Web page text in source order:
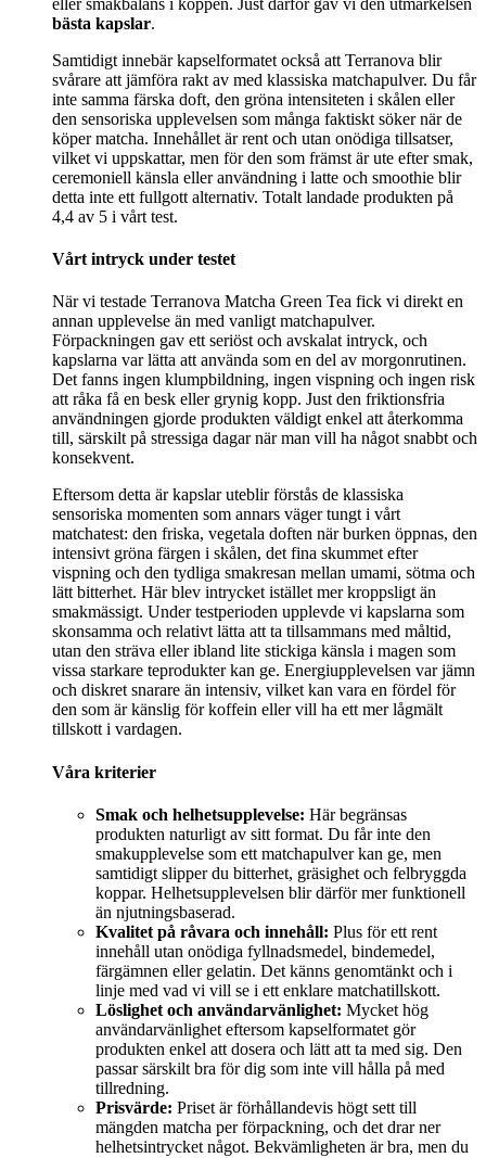
bästa kapslar.
Samtidigt innebär kapselformatet också att Terranova blir
svårare att jämföra rakt av med klassiska matchapulver. Du får
inte samma färska doft, den gröna intensiteten i skålen eller
den sensoriska upplevelsen som många faktiskt söker när de
köper matcha. Innehållet är rent och utan onödiga tillsatser,
vilket vi uppskattar, men för den som främst är ute efter smak,
ceremoniell känsla eller användning i latte och smoothie blir
detta inte ett fullgott alternativ. Totalt landade produkten på
4,4 av 5 i vårt test.
Vårt intryck under testet
När vi testade Terranova Matcha Green Tea fick vi direkt en
annan upplevelse än med vanligt matchapulver.
Förpackningen gav ett seriöst och avskalat intryck, och
kapslarna var lätta att använda som en del av morgonrutinen.
Det fanns ingen klumpbildning, ingen vispning och ingen risk
att råka få en besk eller grynig kopp. Just den friktionsfria
användningen gjorde produkten väldigt enkel att återkomma
till, särskilt på stressiga dagar när man vill ha något snabbt och
konsekvent.
Eftersom detta är kapslar uteblir förstås de klassiska
sensoriska momenten som annars väger tungt i vårt
matchatest: den friska, vegetala doften när burken öppnas, den
intensivt gröna färgen i skålen, det fina skummet efter
vispning och den tydliga smakresan mellan umami, sötma och
lätt bitterhet. Här blev intrycket istället mer kroppsligt än
smakmässigt. Under testperioden upplevde vi kapslarna som
skonsamma och relativt lätta att ta tillsammans med måltid,
utan den sträva eller ibland lite stickiga känsla i magen som
vissa starkare teprodukter kan ge. Energiupplevelsen var jämn
och diskret snarare än intensiv, vilket kan vara en fördel för
den som är känslig för koffein eller vill ha ett mer lågmält
tillskott i vardagen.
Våra kriterier
Smak och helhetsupplevelse: Här begränsas
produkten naturligt av sitt format. Du får inte den
smakupplevelse som ett matchapulver kan ge, men
samtidigt slipper du bitterhet, gräsighet och felbryggda
koppar. Helhetsupplevelsen blir därför mer funktionell
än njutningsbaserad.
Kvalitet på råvara och innehåll: Plus för ett rent
innehåll utan onödiga fyllnadsmedel, bindemedel,
färgämnen eller gelatin. Det känns genomtänkt och i
linje med vad vi vill se i ett enklare matchatillskott.
Löslighet och användarvänlighet: Mycket hög
användarvänlighet eftersom kapselformatet gör
produkten enkel att dosera och lätt att ta med sig. Den
passar särskilt bra för dig som inte vill hålla på med
tillredning.
Prisvärde: Priset är förhållandevis högt sett till
mängden matcha per förpackning, och det drar ner
helhetsintrycket något. Bekvämligheten är bra, men du